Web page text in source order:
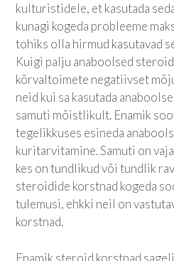
kulturistidele, et kasutada
kunagi kogeda probleeme
tohiks olla hirmud kasutavad
Kuigi palju anaboolsed
kõrvaltoimete negatiivset
neid kui sa kasutada
samuti mõistlikult. Enamik
tegelikkuses esineda
kuritarvitamine. Samuti on
kes on tundlikud või tundlik
steroidide korstnad kogeda
tulemusi, ehkki neil on
korstnad.
Enamik steroid korstnad